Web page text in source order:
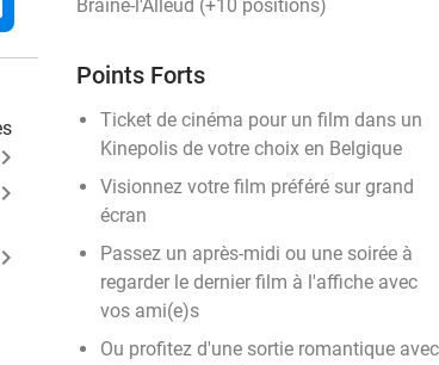
keyboard_arrow_right
keyboard_arrow_right
keyboard_arrow_right
Braine-l'Alleud (+10 positions)
Points Forts
Ticket de cinéma pour un film dans un
Kinepolis de votre choix en Belgique
Visionnez votre film préféré sur grand
écran
Passez un après-midi ou une soirée à
regarder le dernier film à l'affiche avec
vos ami(e)s
Ou profitez d'une sortie romantique avec